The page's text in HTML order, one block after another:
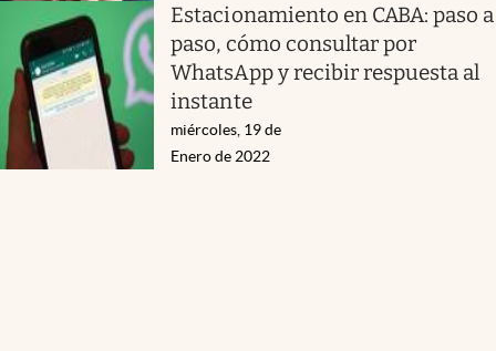
Estacionamiento en CABA: paso a
paso, cómo consultar por
WhatsApp y recibir respuesta al
instante
miércoles, 19 de
Enero de 2022